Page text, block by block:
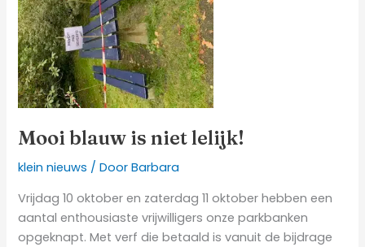
Mooi blauw is niet lelijk!
klein nieuws / DoorBarbara
Vrijdag 10 oktober en zaterdag 11 oktober hebben een
aantal enthousiaste vrijwilligers onze parkbanken
opgeknapt. Met verf die betaald is vanuit de bijdrage
is
niet
lelijk!